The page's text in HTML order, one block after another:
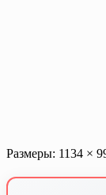
Размеры: 1134 ×